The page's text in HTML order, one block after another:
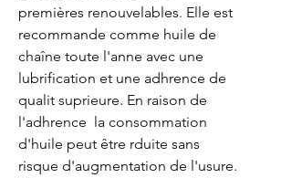
premières renouvelables. Elle est
recommande comme huile de
chaîne toute l'anne avec une
lubrification et une adhrence de
qualit suprieure. En raison de
l'adhrence  la consommation
d'huile peut être rduite sans
risque d'augmentation de l'usure.